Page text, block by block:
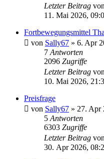
Letzter Beitrag von
11. Mai 2026,
Fortbewegungsmittel
von Sally67 » 6. Apr
7 Antworten
2096 Zugriffe
Letzter Beitrag von
10. Mai 2026,
Preisfrage
von Sally67 » 27. Apr
5 Antworten
6303 Zugriffe
Letzter Beitrag von
30. Apr 2026,